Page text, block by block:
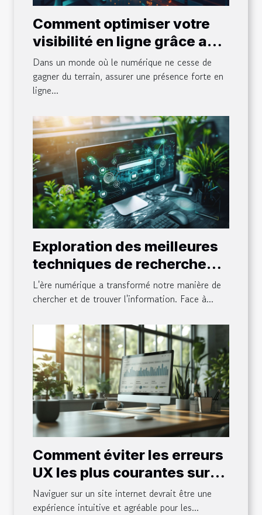
Comment optimiser votre
visibilité en ligne grâce au
marketing digital
Dans un monde où le numérique ne cesse de
gagner du terrain, assurer une présence forte en
ligne...
Exploration des meilleures
techniques de recherche
sur internet
L'ère numérique a transformé notre manière de
chercher et de trouver l'information. Face à...
Comment éviter les erreurs
UX les plus courantes sur
votre site
Naviguer sur un site internet devrait être une
expérience intuitive et agréable pour les...